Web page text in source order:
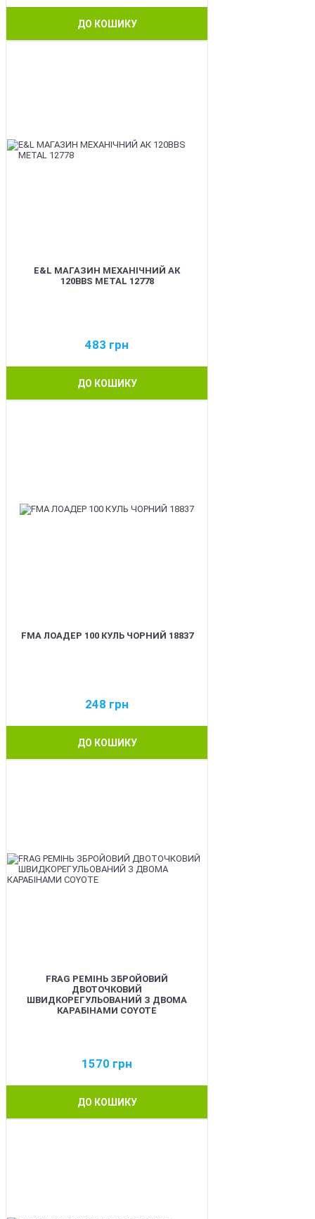
ДО КОШИКУ
E&L МАГАЗИН МЕХАНІЧНИЙ АК
120BBS METAL 12778
483 грн
ДО КОШИКУ
FMA ЛОАДЕР 100 КУЛЬ ЧОРНИЙ 18837
248 грн
ДО КОШИКУ
FRAG РЕМІНЬ ЗБРОЙОВИЙ
ДВОТОЧКОВИЙ
ШВИДКОРЕГУЛЬОВАНИЙ З ДВОМА
КАРАБІНАМИ COYOTE
1570 грн
ДО КОШИКУ